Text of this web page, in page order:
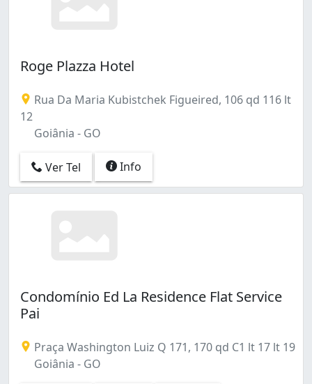
Roge Plazza Hotel
Rua Da Maria Kubistchek Figueired, 106 qd 116 lt
12
Goiânia - GO
Ver Tel Info
Condomínio Ed La Residence Flat Service
Pai
Praça Washington Luiz Q 171, 170 qd C1 lt 17 lt 19
Goiânia - GO